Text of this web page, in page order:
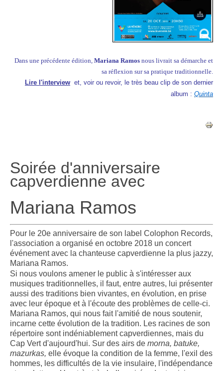
Dans une précédente édition, Mariana Ramos nous livrait sa démarche et
sa réflexion sur sa pratique traditionnelle.
Lire l'interview et, voir ou revoir, le très beau clip de son dernier
album : Quinta
Soirée d'anniversaire
capverdienne avec
Mariana Ramos
Pour le 20e anniversaire de son label Colophon Records,
l'association a organisé en octobre 2018 un concert
événement avec la chanteuse capverdienne la plus jazzy,
Mariana Ramos.
Si nous voulons amener le public à s'intéresser aux
musiques traditionnelles, il faut, entre autres, lui présenter
aussi des traditions bien vivantes, en évolution, en prise
avec leur époque et à l'écoute des problèmes de celle-ci.
Mariana Ramos, qui nous fait l'amitié de nous soutenir,
incarne cette évolution de la tradition. Les racines de son
répertoire sont indéniablement capverdiennes, mais du
Cap Vert d'aujourd'hui. Sur des airs de morna, batuke,
mazurkas, elle évoque la condition de la femme, l'exil des
hommes, les difficultés de la vie insulaire, l'indépendance